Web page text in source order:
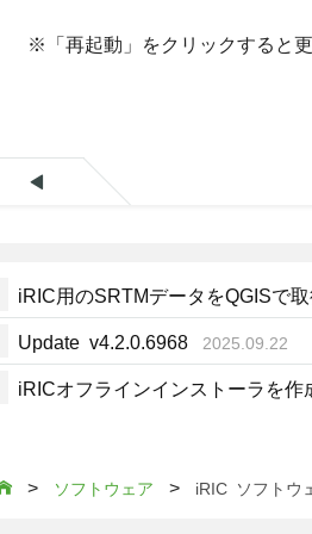
※「再起動」をクリックすると

iRIC用のSRTMデータをQGISで
Update v4.2.0.6968 2025.09.22
iRICオフラインインストーラを作
> ソフトウェア > iRIC ソフトウ